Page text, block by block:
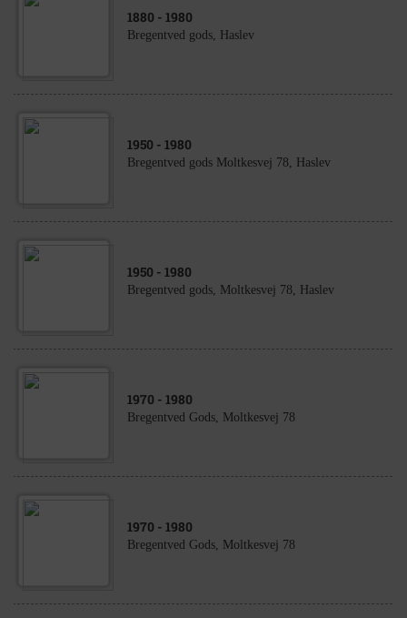
1880 - 1980
Bregentved gods, Haslev
1950 - 1980
Bregentved gods Moltkesvej 78, Haslev
1950 - 1980
Bregentved gods, Moltkesvej 78, Haslev
1970 - 1980
Bregentved Gods, Moltkesvej 78
1970 - 1980
Bregentved Gods, Moltkesvej 78